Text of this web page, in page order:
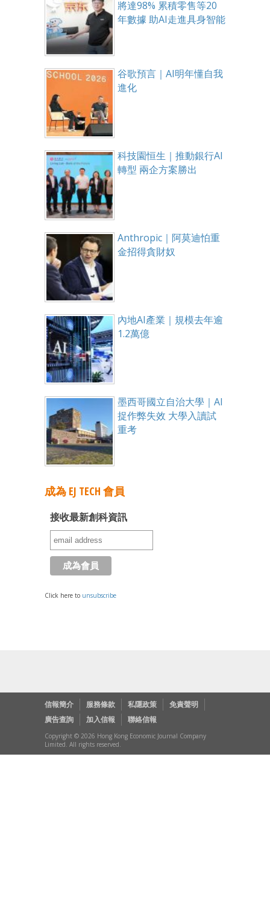
將達98% 累積零售等20
年數據 助AI走進具身智能
谷歌預言｜AI明年懂自我
進化
科技園恒生｜推動銀行AI
轉型 兩企方案勝出
Anthropic｜阿莫迪怕重
金招得貪財奴
內地AI產業｜規模去年逾
1.2萬億
墨西哥國立自治大學｜AI
捉作弊失效 大學入讀試
重考
成為 EJ TECH 會員
接收最新創科資訊
Click here to unsubscribe
信報簡介 服務條款 私隱政策
免責聲明
廣告查詢
加入信報 聯絡信報
Copyright © 2026 Hong Kong Economic Journal Company
Limited. All rights reserved.